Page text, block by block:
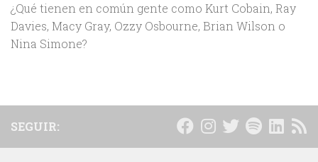
¿Qué tienen en común gente como Kurt Cobain, Ray
Davies, Macy Gray, Ozzy Osbourne, Brian Wilson o
Nina Simone?
SEGUIR: